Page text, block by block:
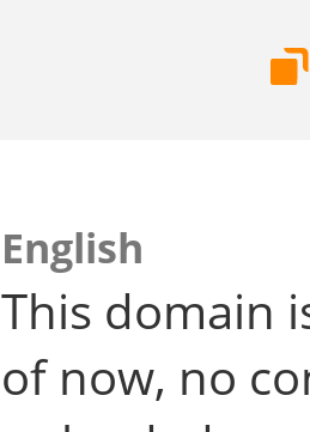
English
This domain
of now, no